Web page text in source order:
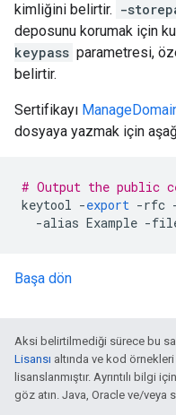
kimliğini belirtir. -
deposunu korumak için
keypass parametresi,
belirtir.
Sertifikayı
dosyaya yazmak için
# Output the
keytool -export -rfc
-alias Example -
Başa dön
Aksi belirtilmediği sürece bu
Lisansı altında ve kod örnekleri
lisanslanmıştır. Ayrıntılı bilgi için
göz atın. Java, Oracle ve/veya